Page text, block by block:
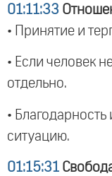
01:11:33
• Принятие и
• Если человек
отдельно.
•
ситуацию.
01:15:31